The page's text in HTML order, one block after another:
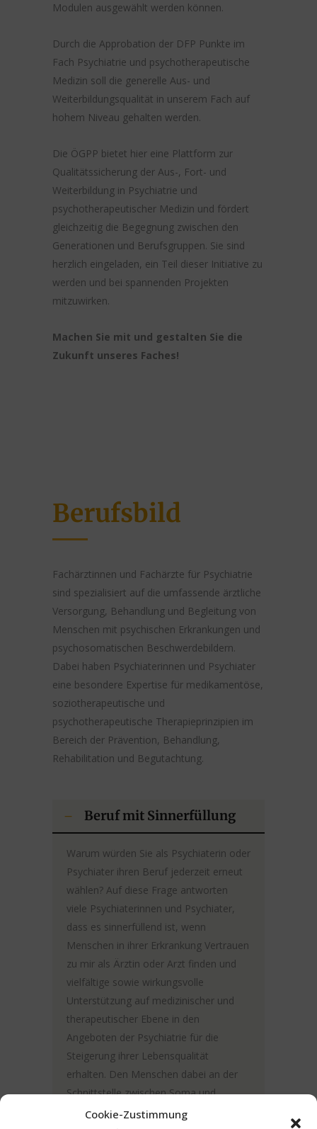
Cookie-Zustimmung
Modulen ausgewählt werden können.
Durch die Approbation der DFP Punkte im
Fach Psychiatrie und psychotherapeutische
Medizin soll die generelle Aus- und
Weiterbildungsqualität in unserem Fach auf
hohem Niveau gehalten werden.
Die ÖGPP bietet hier eine Plattform zur
Qualitätssicherung der Aus-, Fort- und
Weiterbildung in Psychiatrie und
psychotherapeutischer Medizin und fördert
gleichzeitig die Begegnung zwischen den
Generationen und Berufsgruppen. Sie sind
herzlich eingeladen, ein Teil dieser Initiative zu
werden und bei spannenden Projekten
mitzuwirken.
Machen Sie mit und gestalten Sie die
Zukunft unseres Faches!
Berufsbild
Fachärztinnen und Fachärzte für Psychiatrie
sind spezialisiert auf die umfassende ärztliche
Versorgung, Behandlung und Begleitung von
Menschen mit psychischen Erkrankungen und
psychosomatischen Beschwerdebildern.
Dabei haben Psychiaterinnen und Psychiater
eine besondere Expertise für medikamentöse,
soziotherapeutische und
psychotherapeutische Therapieprinzipien im
Bereich der Prävention, Behandlung,
Rehabilitation und Begutachtung.
Beruf mit Sinnerfüllung
Warum würden Sie als Psychiaterin oder
Psychiater ihren Beruf jederzeit erneut
wählen? Auf diese Frage antworten
viele Psychiaterinnen und Psychiater,
dass es sinnerfüllend ist, wenn
Menschen in ihrer Erkrankung Vertrauen
zu mir als Ärztin oder Arzt finden und
vielfältige sowie wirkungsvolle
Unterstützung auf medizinischer und
therapeutischer Ebene in den
Angeboten der Psychiatrie für die
Steigerung ihrer Lebensqualität
erhalten. Den Menschen dabei an der
Schnittstelle zwischen Soma und
Psyche, in seinen biologischen,